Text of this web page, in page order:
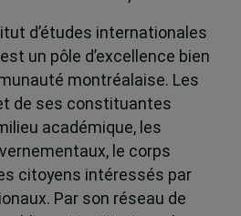
d’études internationales
un pôle d’excellence bien
montréalaise. Les
de ses constituantes
académique, les
le corps
citoyens intéressés par
Par son réseau de